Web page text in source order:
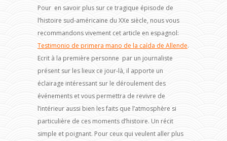
Pour en savoir plus sur ce tragique épisode de
l’histoire sud-américaine du XXe siècle, nous vous
recommandons vivement cet article en espagnol:
Testimonio de primera mano de la caída de Allende.
Ecrit à la première personne par un journaliste
présent sur les lieux ce jour-là, il apporte un
éclairage intéressant sur le déroulement des
événements et vous permettra de revivre de
l’intérieur aussi bien les faits que l’atmosphère si
particulière de ces moments d’histoire. Un récit
simple et poignant. Pour ceux qui veulent aller plus